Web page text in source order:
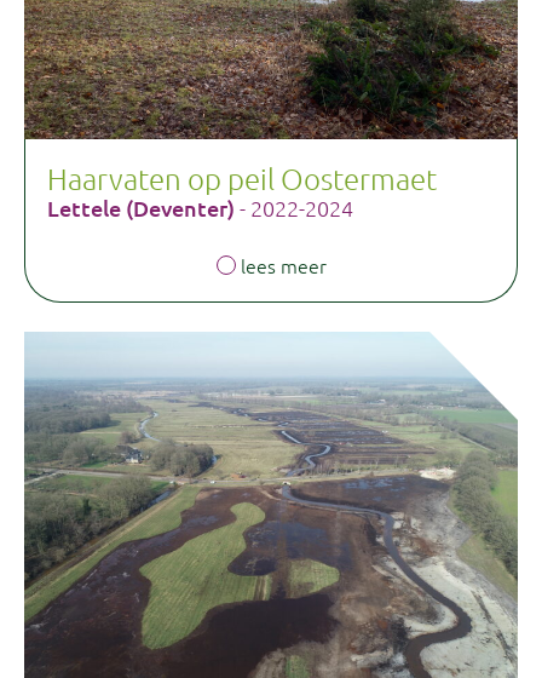
Haarvaten op peil Oostermaet
Lettele (Deventer) - 2022-2024
lees meer